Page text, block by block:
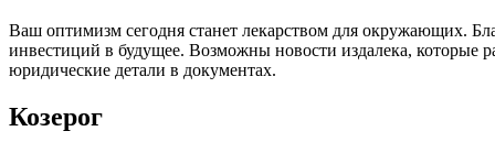
Ваш оптимизм сегодня станет лекарством для окружающих.
инвестиций в будущее. Возможны новости издалека, которые
юридические детали в документах.
Козерог